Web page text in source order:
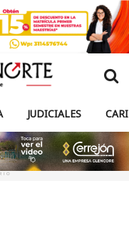
JUDICIALES